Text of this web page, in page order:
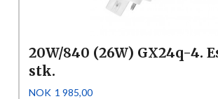
20W/840 (26W) GX24q-4.
stk.
Pris
NOK 1 985,00